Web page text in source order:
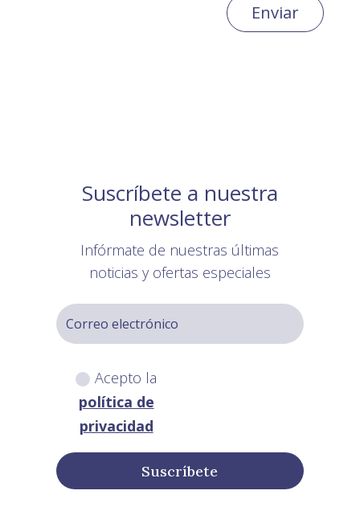
Enviar
Suscríbete a nuestra
newsletter
Infórmate de nuestras últimas
noticias y ofertas especiales
Acepto la
política de
privacidad
Suscríbete